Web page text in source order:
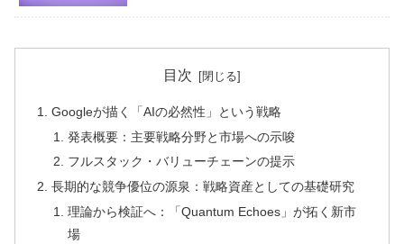
目次
Googleが描く「AIの必然性」という戦略
発表概要：主要戦略分野と市場への示唆
フルスタック・バリューチェーンの提示
長期的な競争優位の源泉：戦略資産としての基礎研究
理論から検証へ：「Quantum Echoes」が拓く新市
場